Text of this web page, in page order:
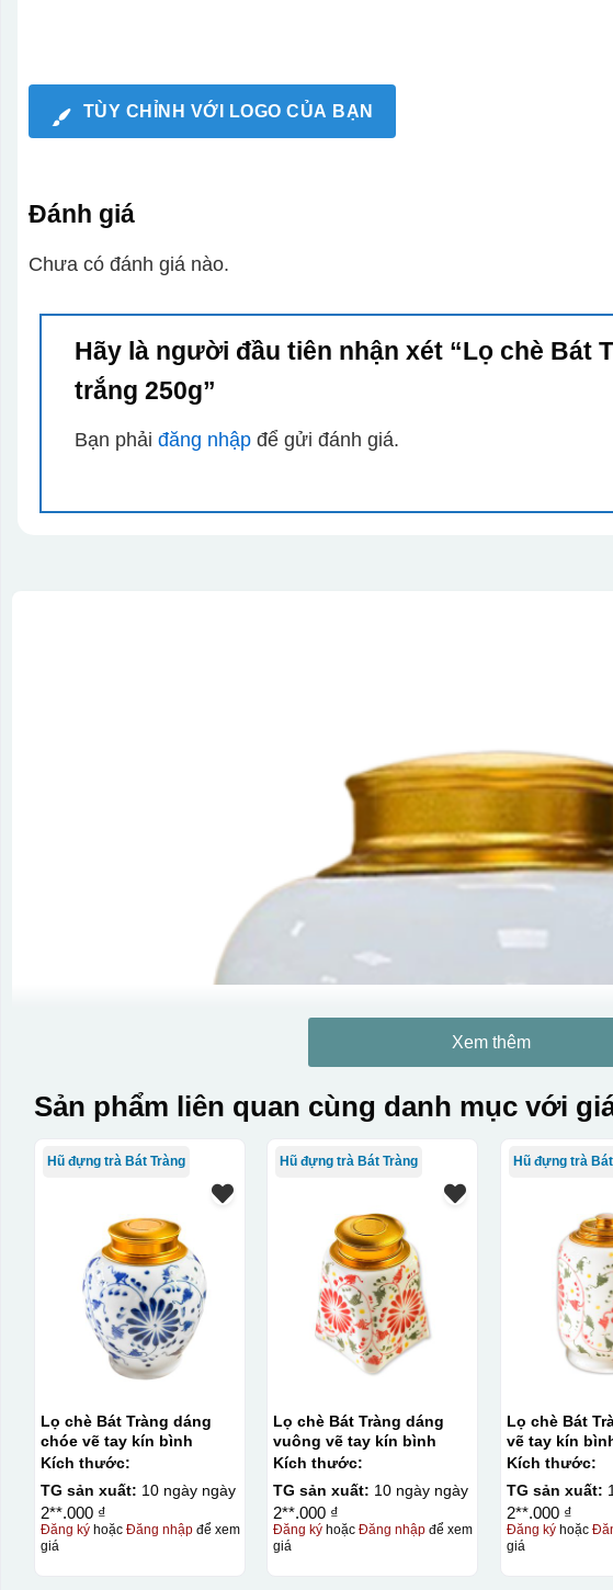
TÙY CHỈNH VỚI LOGO CỦA BẠN
Đánh giá
Chưa có đánh giá nào.
Hãy là người đầu tiên nhận xét “Lọ chè Bát
trắng 250g”
Bạn phải đăng nhậpđể gửi đánh giá.
Xem thêm
Sản phẩm liên quan cùng danh mục với
Hũ đựng trà Bát Tràng
Lọ chè Bát Tràng dáng
chóe vẽ tay kín bình
Kích thước:
TG sản xuất: 10 ngày ngày
2**.000 ₫
Đăng kýhoặc Đăng nhậpđể xem
giá
Hũ đựng trà Bát Tràng
Lọ chè Bát Tràng dáng
vuông vẽ tay kín bình
Kích thước:
TG sản xuất: 10 ngày ngày
2**.000 ₫
Đăng ký hoặcĐăng nhập để xem
giá
Hũ đựng trà
Lọ chè Bát
vẽ tay kín
Kích thước:
TG sản xuất:
2**.000 ₫
Đăng kýhoặc
giá